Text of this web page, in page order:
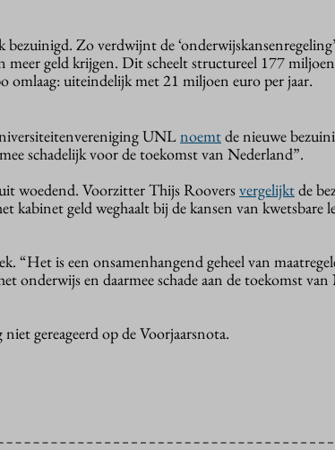
Zo verdwijnt de
meer geld krijgen. Dit scheelt structureel 177
omlaag: uiteindelijk met 21 miljoen euro per jaar.
UNLnoemtde nieuwe
schadelijk voor de toekomst van Nederland”.
woedend. Voorzitter Thijs Rooversvergelijktde
kabinet geld weghaalt bij de kansen van kwetsbare
“Het is een onsamenhangend geheel van
onderwijs en daarmee schade aan de toekomst
gereageerd op de Voorjaarsnota.